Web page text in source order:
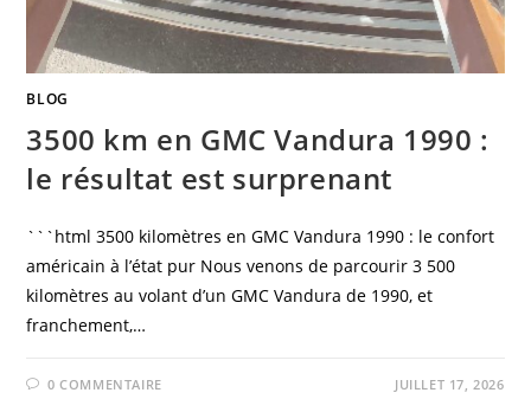
BLOG
3500 km en GMC Vandura 1990 :
le résultat est surprenant
```html 3500 kilomètres en GMC Vandura 1990 : le confort
américain à l’état pur Nous venons de parcourir 3 500
kilomètres au volant d’un GMC Vandura de 1990, et
franchement,…
0 COMMENTAIRE JUILLET 17, 2026